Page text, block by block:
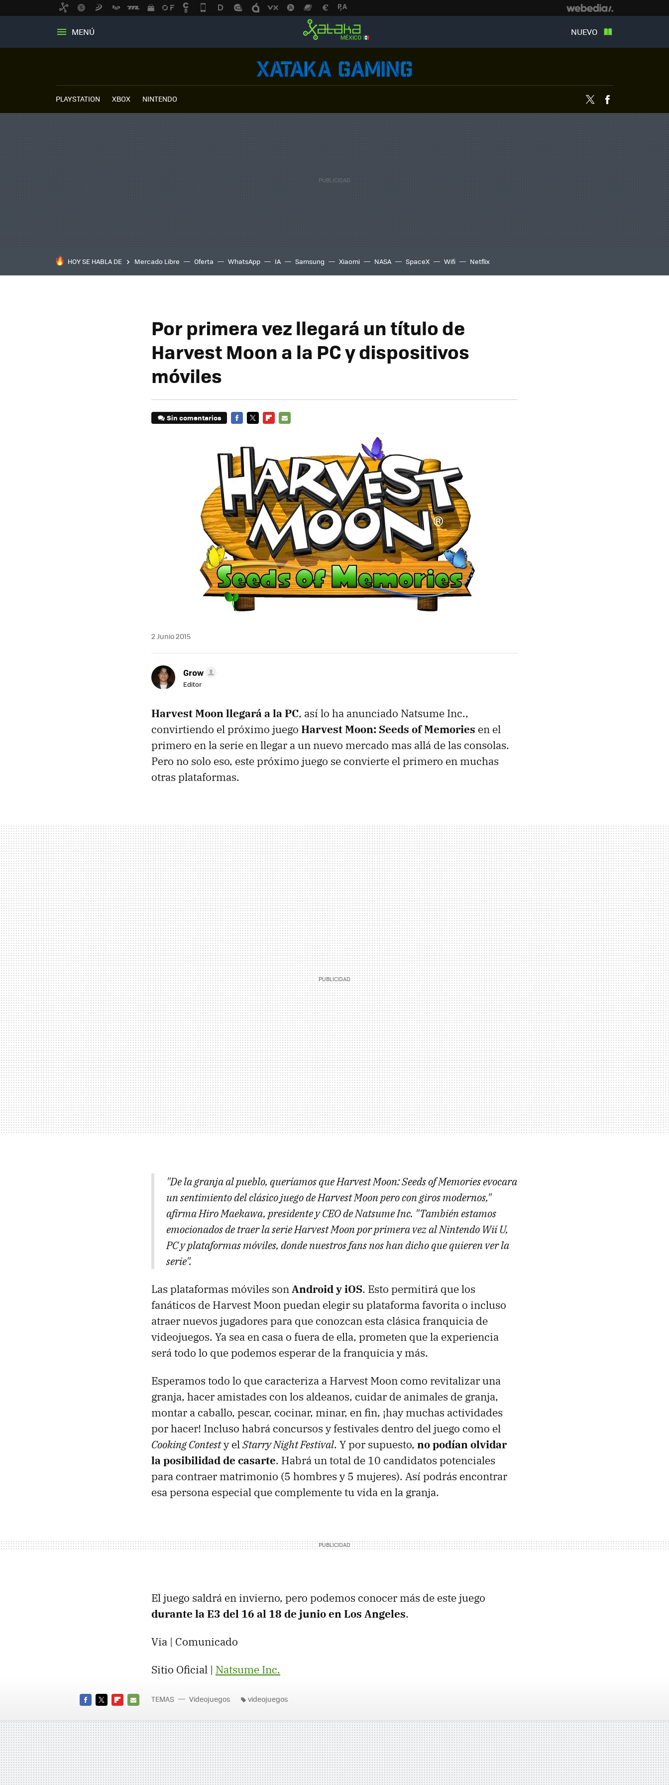
MENÚ NUEVO
PLAYSTATION XBOX NINTENDO Twitter
HOY SE HABLA DE Mercado Libre Oferta WhatsApp IA Samsung Xiaomi NASA SpaceX Wifi Netflix
Por primera vez llegará un título de
Harvest Moon a la PC y dispositivos
móviles
Sin comentarios
2 Junio 2015
Grow
Editor
Harvest Moon llegará a la PC, así lo ha anunciado Natsume Inc.,
convirtiendo el próximo juego Harvest Moon: Seeds of Memories en el
primero en la serie en llegar a un nuevo mercado mas allá de las consolas.
Pero no solo eso, este próximo juego se convierte el primero en muchas
otras plataformas.
"De la granja al pueblo, queríamos que Harvest Moon: Seeds of Memories evocara
un sentimiento del clásico juego de Harvest Moon pero con giros modernos,"
afirma Hiro Maekawa, presidente y CEO de Natsume Inc. "También estamos
emocionados de traer la serie Harvest Moon por primera vez al Nintendo Wii U,
PC y plataformas móviles, donde nuestros fans nos han dicho que quieren ver la
serie".
Las plataformas móviles sonAndroid y iOS. Esto permitirá que los
fanáticos de Harvest Moon puedan elegir su plataforma favorita o incluso
atraer nuevos jugadores para que conozcan esta clásica franquicia de
videojuegos. Ya sea en casa o fuera de ella, prometen que la experiencia
será todo lo que podemos esperar de la franquicia y más.
Esperamos todo lo que caracteriza a Harvest Moon como revitalizar una
granja, hacer amistades con los aldeanos, cuidar de animales de granja,
montar a caballo, pescar, cocinar, minar, en fin, ¡hay muchas actividades
por hacer! Incluso habrá concursos y festivales dentro del juego como el
Cooking Contesty elStarry Night Festival. Y por supuesto, no podían olvidar
la posibilidad de casarte. Habrá un total de 10 candidatos potenciales
para contraer matrimonio (5 hombres y 5 mujeres). Así podrás encontrar
esa persona especial que complemente tu vida en la granja.
El juego saldrá en invierno, pero podemos conocer más de este juego
durante la E3 del 16 al 18 de junio en Los Angeles.
Via | Comunicado
Sitio Oficial | Natsume Inc.
MAIL
TEMAS Videojuegos videojuegos